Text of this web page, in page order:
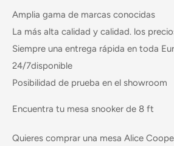
Amplia gama de marcas conocidas
La más alta calidad y calidad. los
Siempre una entrega rápida en toda
24/7disponible
Posibilidad de prueba en el showroom
Encuentra tu mesa snooker de 8 ft
Quieres comprar una mesa Alice